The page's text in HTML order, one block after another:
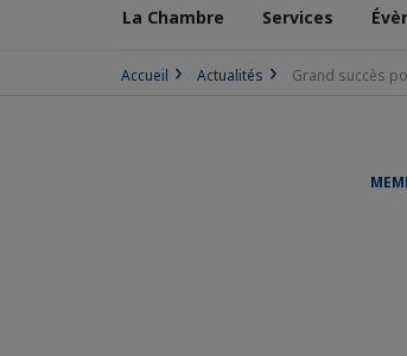
La Chambre Services
Accueil Actualités Grand succès